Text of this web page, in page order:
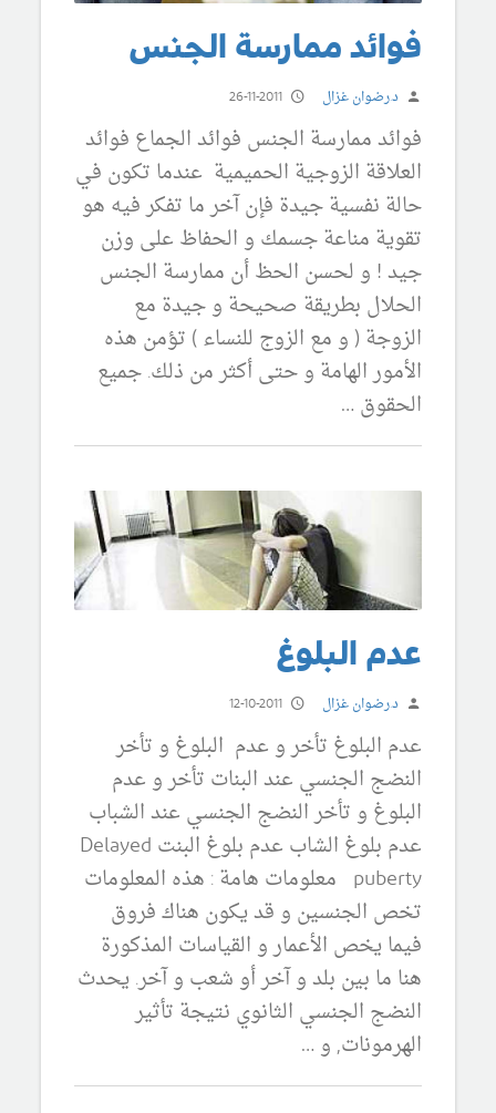
فوائد ممارسة الجنس
د.رضوان غزال 26-11-2011
فوائد ممارسة الجنس فوائد الجماع فوائد
العلاقة الزوجية الحميمية عندما تكون في
حالة نفسية جيدة فإن آخر ما تفكر فيه هو
تقوية مناعة جسمك و الحفاظ على وزن
جيد ! و لحسن الحظ أن ممارسة الجنس
الحلال بطريقة صحيحة و جيدة مع
الزوجة ( و مع الزوج للنساء ) تؤمن هذه
الأمور الهامة و حتى أكثر من ذلك. جميع
الحقوق …
عدم البلوغ
د.رضوان غزال 12-10-2011
عدم البلوغ تأخر و عدم البلوغ و تأخر
النضج الجنسي عند البنات تأخر و عدم
البلوغ و تأخر النضج الجنسي عند الشباب
عدم بلوغ الشاب عدم بلوغ البنت Delayed
puberty معلومات هامة : هذه المعلومات
تخص الجنسين و قد يكون هناك فروق
فيما يخص الأعمار و القياسات المذكورة
هنا ما بين بلد و آخر أو شعب و آخر. يحدث
النضج الجنسي الثانوي نتيجة تأثير
الهرمونات, و …